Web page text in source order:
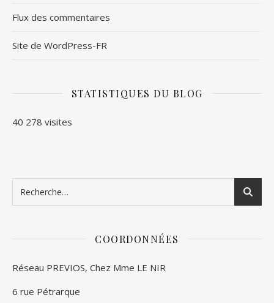
Flux des commentaires
Site de WordPress-FR
STATISTIQUES DU BLOG
40 278 visites
COORDONNÉES
Réseau PREVIOS, Chez Mme LE NIR
6 rue Pétrarque